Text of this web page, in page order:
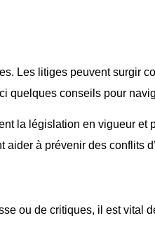
Les litiges peuvent surgir
quelques conseils pour
la législation en vigueur et
à prévenir des conflits
ou de critiques, il est vital